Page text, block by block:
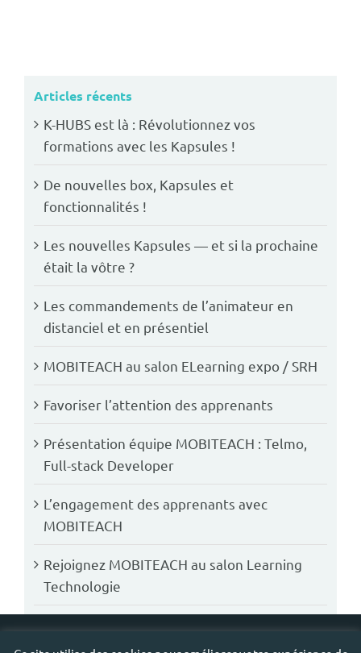
Articles récents
K-HUBS est là : Révolutionnez vos
formations avec les Kapsules !
De nouvelles box, Kapsules et
fonctionnalités !
Les nouvelles Kapsules — et si la prochaine
était la vôtre ?
Les commandements de l’animateur en
distanciel et en présentiel
MOBITEACH au salon ELearning expo / SRH
Favoriser l’attention des apprenants
Présentation équipe MOBITEACH : Telmo,
Full-stack Developer
L’engagement des apprenants avec
MOBITEACH
Rejoignez MOBITEACH au salon Learning
Technologie